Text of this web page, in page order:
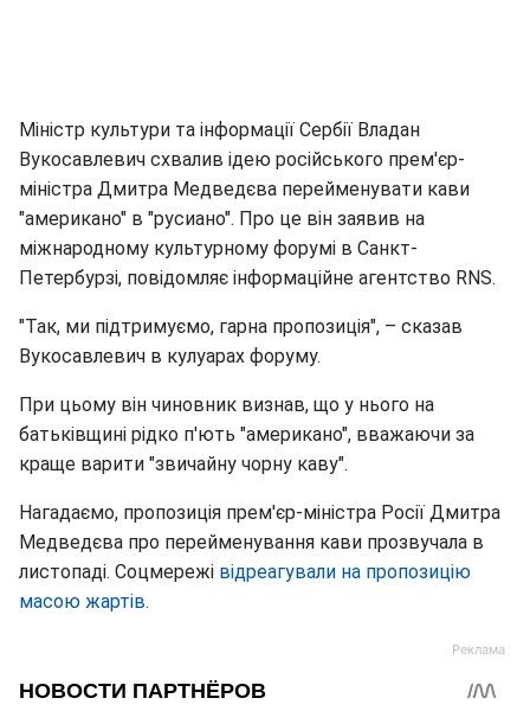
Міністр культури та інформації Сербії Владан
Вукосавлевич схвалив ідею російського прем'єр-
міністра Дмитра Медведєва перейменувати кави
"американо" в "русиано". Про це він заявив на
міжнародному культурному форумі в Санкт-
Петербурзі, повідомляє інформаційне агентство RNS.
"Так, ми підтримуємо, гарна пропозиція", – сказав
Вукосавлевич в кулуарах форуму.
При цьому він чиновник визнав, що у нього на
батьківщині рідко п'ють "американо", вважаючи за
краще варити "звичайну чорну каву".
Нагадаємо, пропозиція прем'єр-міністра Росії Дмитра
Медведєва про перейменування кави прозвучала в
листопаді. Соцмережі відреагували на пропозицію
масою жартів.